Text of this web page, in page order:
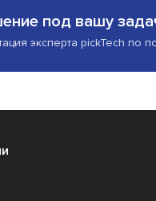
под вашу
эксперта pickTech по